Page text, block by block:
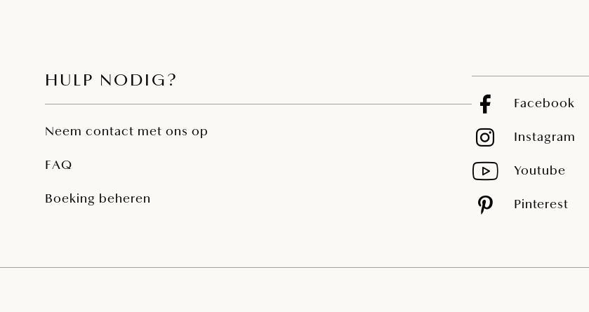
HULP NODIG?
Neem contact met ons op
FAQ
Boeking beheren
Facebook
Instagram
Youtube
Pinterest